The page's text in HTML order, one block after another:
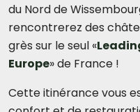
du Nord de
rencontrerez des
grès sur le seul «
Europe» de France !
Cette itinérance vous